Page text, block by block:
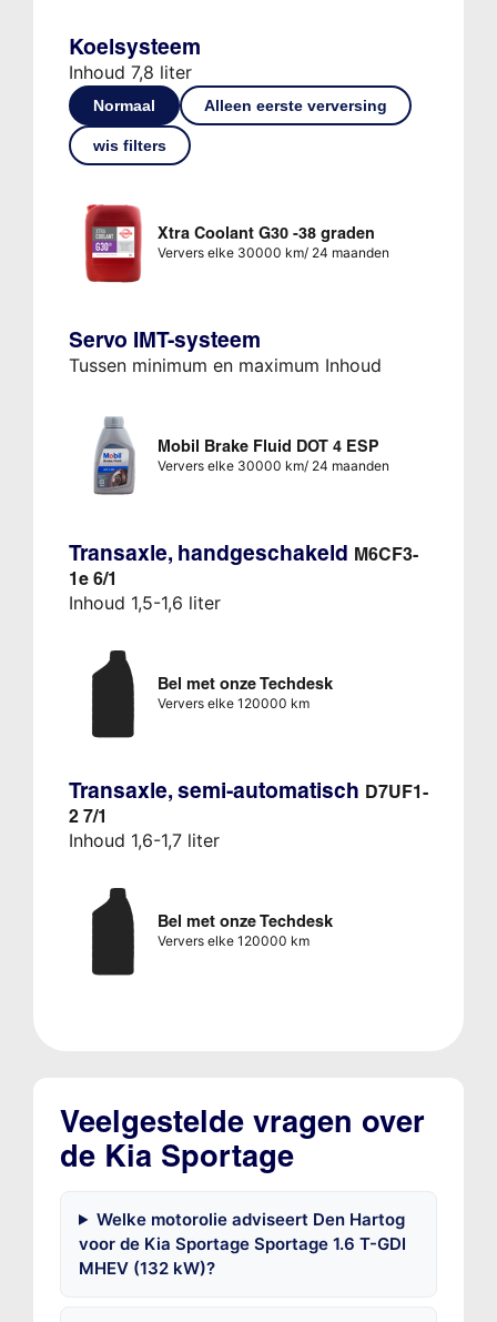
Koelsysteem
Inhoud 7,8 liter
Normaal Alleen eerste verversing
wis filters
Xtra Coolant G30 -38 graden
Ververs elke 30000 km/ 24 maanden
Servo IMT-systeem
Tussen minimum en maximum Inhoud
Mobil Brake Fluid DOT 4 ESP
Ververs elke 30000 km/ 24 maanden
Transaxle, handgeschakeld M6CF3-
1e 6/1
Inhoud 1,5-1,6 liter
Bel met onze Techdesk
Ververs elke 120000 km
Transaxle, semi-automatisch D7UF1-
2 7/1
Inhoud 1,6-1,7 liter
Bel met onze Techdesk
Ververs elke 120000 km
Veelgestelde vragen over
de Kia Sportage
Welke motorolie adviseert Den Hartog
voor de Kia Sportage Sportage 1.6 T-GDI
MHEV (132 kW)?